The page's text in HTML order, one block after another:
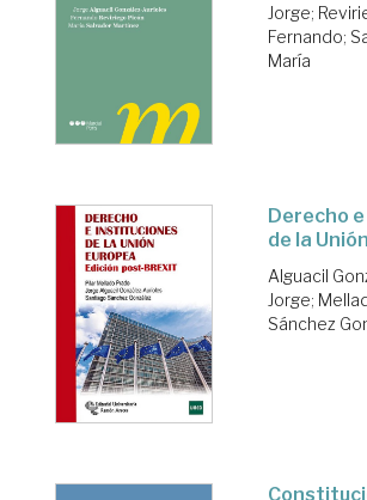
Jorge;
Fernando;
María
Derecho
de la
Alguacil
Jorge;
Sánchez